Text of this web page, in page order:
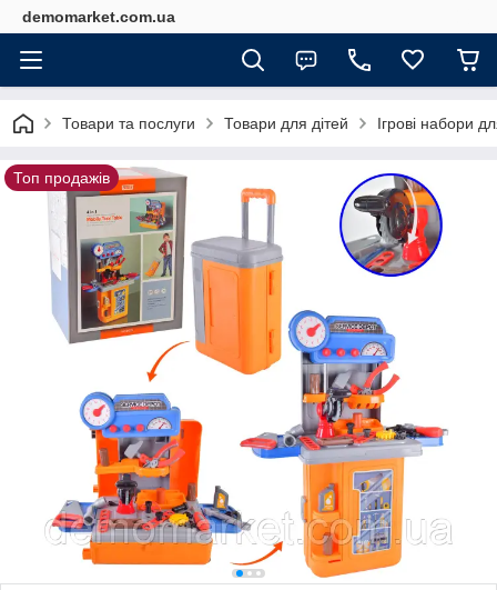
demomarket.com.ua
Товари та послуги Товари для дітей Ігрові набори
Топ продажів